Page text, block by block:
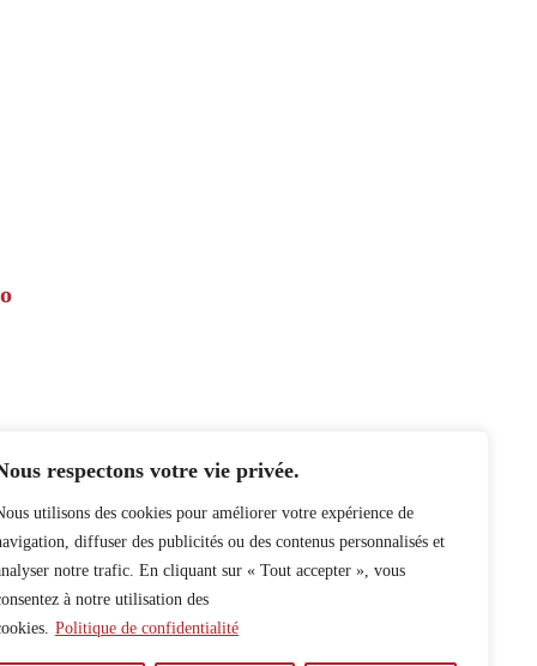
respectons votre vie privée.
utilisons des cookies pour améliorer votre expérience de
diffuser des publicités ou des contenus personnalisés et
notre trafic. En cliquant sur « Tout accepter », vous
à notre utilisation des
Politique de confidentialité